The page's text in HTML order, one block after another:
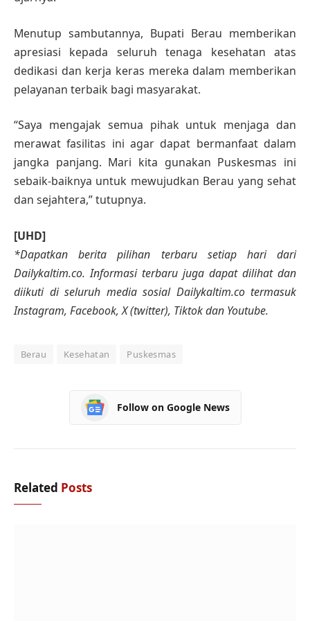
Menutup sambutannya, Bupati Berau memberikan
apresiasi kepada seluruh tenaga kesehatan atas
dedikasi dan kerja keras mereka dalam memberikan
pelayanan terbaik bagi masyarakat.
“Saya mengajak semua pihak untuk menjaga dan
merawat fasilitas ini agar dapat bermanfaat dalam
jangka panjang. Mari kita gunakan Puskesmas ini
sebaik-baiknya untuk mewujudkan Berau yang sehat
dan sejahtera,” tutupnya.
[UHD]
*Dapatkan berita pilihan terbaru setiap hari dari
Dailykaltim.co. Informasi terbaru juga dapat dilihat dan
diikuti di seluruh media sosial Dailykaltim.co termasuk
Instagram, Facebook, X (twitter), Tiktok dan Youtube.
Berau Kesehatan Puskesmas
Follow on Google News
Related Posts